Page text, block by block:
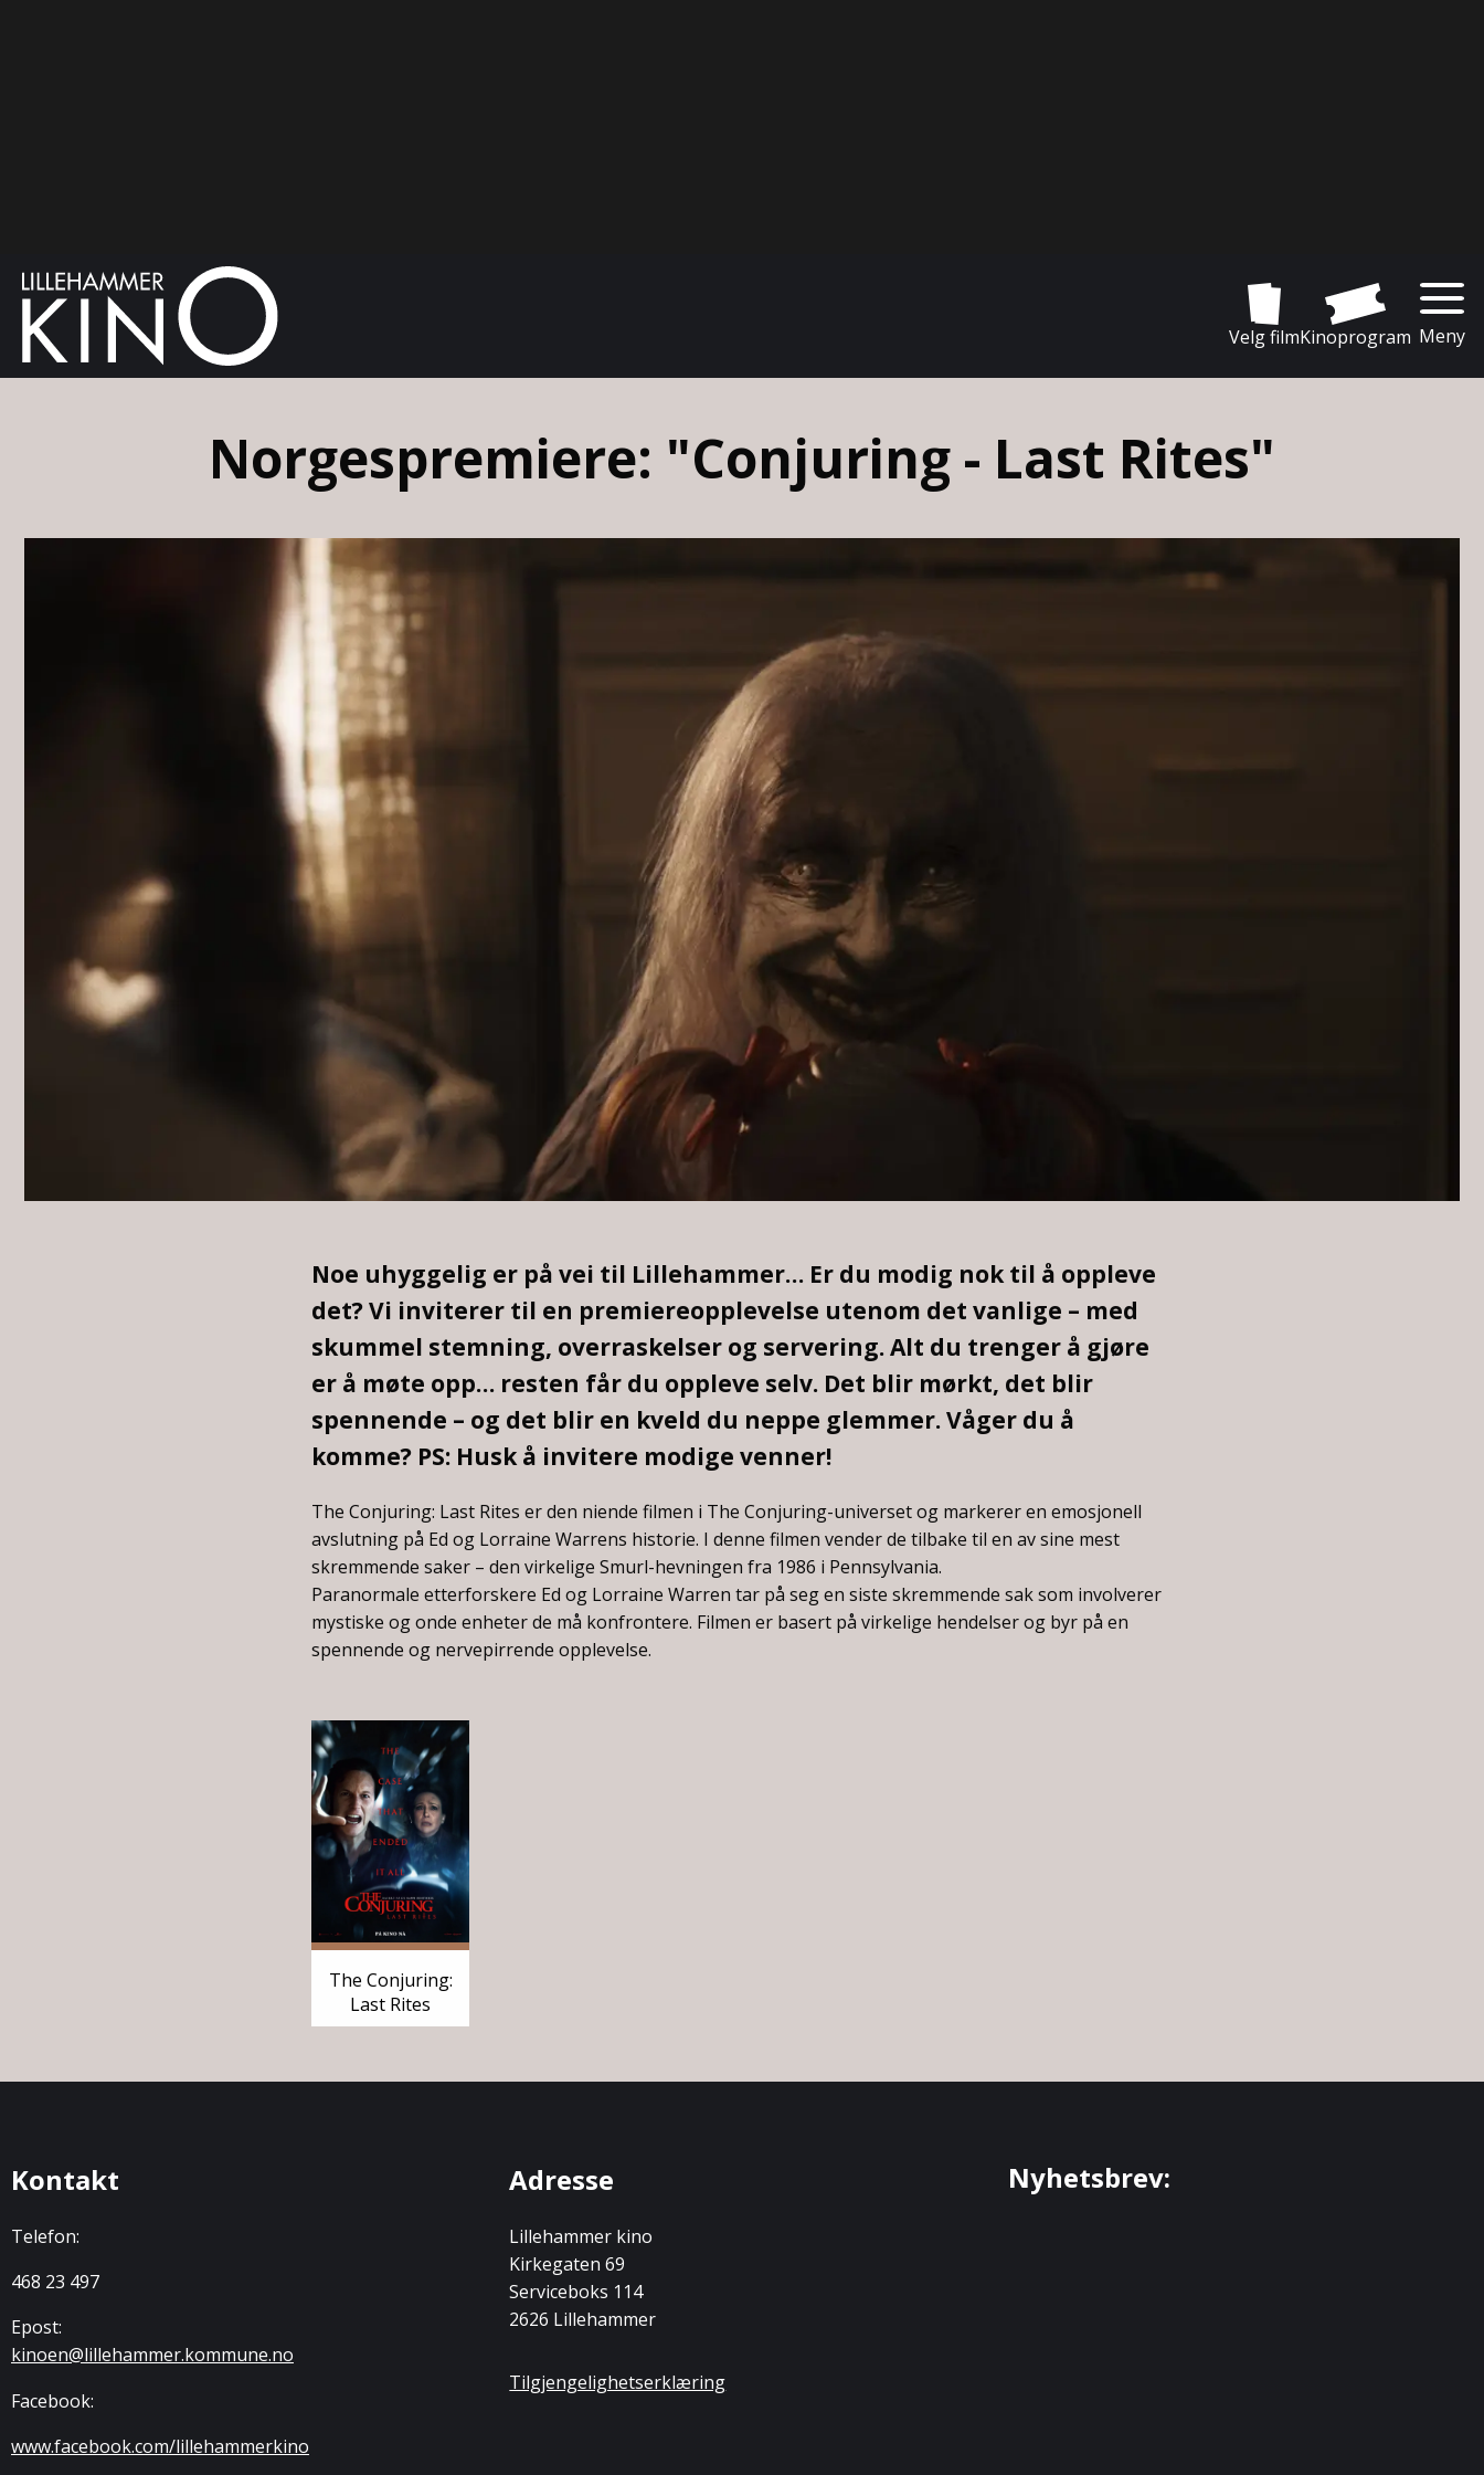
Velg filmKinoprogram Meny
Norgespremiere: "Conjuring - Last Rites"
Noe uhyggelig er på vei til Lillehammer… Er du modig nok til å oppleve
det? Vi inviterer til en premiereopplevelse utenom det vanlige – med
skummel stemning, overraskelser og servering. Alt du trenger å gjøre
er å møte opp… resten får du oppleve selv. Det blir mørkt, det blir
spennende – og det blir en kveld du neppe glemmer. Våger du å
komme? PS: Husk å invitere modige venner!
The Conjuring: Last Rites er den niende filmen i The Conjuring-universet og markerer en emosjonell
avslutning på Ed og Lorraine Warrens historie. I denne filmen vender de tilbake til en av sine mest
skremmende saker – den virkelige Smurl-hevningen fra 1986 i Pennsylvania.
Paranormale etterforskere Ed og Lorraine Warren tar på seg en siste skremmende sak som involverer
mystiske og onde enheter de må konfrontere. Filmen er basert på virkelige hendelser og byr på en
spennende og nervepirrende opplevelse.
The Conjuring:
Last Rites
Kontakt
Telefon:
468 23 497
Epost:
kinoen@lillehammer.kommune.no
Facebook:
www.facebook.com/lillehammerkino
Adresse
Lillehammer kino
Kirkegaten 69
Serviceboks 114
2626 Lillehammer
Tilgjengelighetserklæring
Nyhetsbrev: